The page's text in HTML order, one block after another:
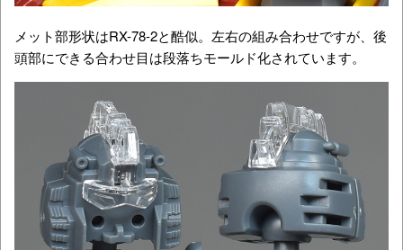
メット部形状はRX-78-2と酷似。左右の組み合わせですが、後
頭部にできる合わせ目は段落ちモールド化されています。